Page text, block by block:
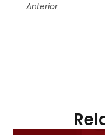
Anterior